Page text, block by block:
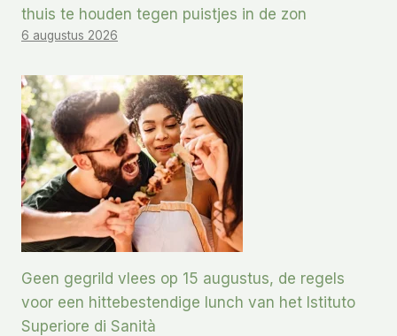
thuis te houden tegen puistjes in de zon
6 augustus 2026
Geen gegrild vlees op 15 augustus, de regels
voor een hittebestendige lunch van het Istituto
Superiore di Sanità